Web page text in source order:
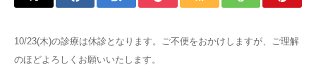
10/23(木)の診療は休診となります。ご不便をおかけしますが、ご理解
のほどよろしくお願いいたします。